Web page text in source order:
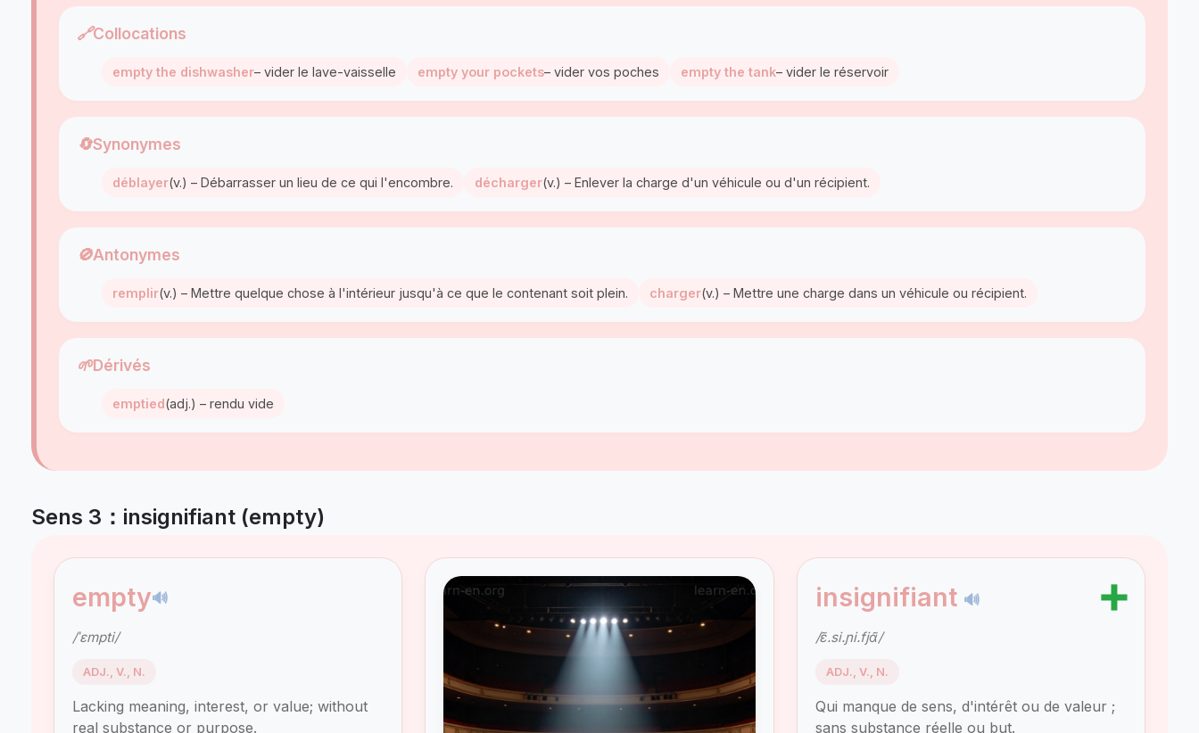
🔗Collocations
empty the dishwasher– vider le lave-vaisselle empty your pockets– vider vos poches empty the tank– vider le réservoir
🔄Synonymes
déblayer(v.) – Débarrasser un lieu de ce qui l'encombre. décharger(v.) – Enlever la charge d'un véhicule ou d'un récipient.
🚫Antonymes
remplir(v.) – Mettre quelque chose à l'intérieur jusqu'à ce que le contenant soit plein. charger(v.) – Mettre une charge dans un véhicule ou récipient.
🌱Dérivés
emptied(adj.) – rendu vide
Sens 3：insignifiant (empty)
empty🔊
/ˈɛmpti/
ADJ., V., N.
Lacking meaning, interest, or value; without
real substance or purpose.
insignifiant 🔊 ➕
/ɛ̃.si.ɲi.fjɑ̃/
ADJ., V., N.
Qui manque de sens, d'intérêt ou de valeur ;
sans substance réelle ou but.